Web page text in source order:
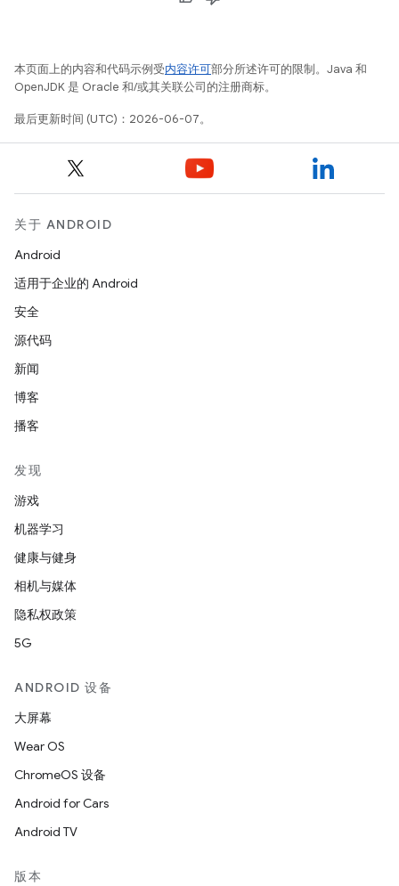
本页面上的内容和代码示例受内容许可部分所述许可的限制。Java 和
OpenJDK 是 Oracle 和/或其关联公司的注册商标。
最后更新时间 (UTC)：2026-06-07。
关于 ANDROID
Android
适用于企业的 Android
安全
源代码
新闻
博客
播客
发现
游戏
机器学习
健康与健身
相机与媒体
隐私权政策
5G
ANDROID 设备
大屏幕
Wear OS
ChromeOS 设备
Android for Cars
Android TV
版本